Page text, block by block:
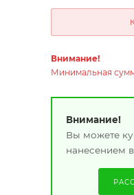
Внимание!
Минимальная
Внимание!
Вы можете
нанесением